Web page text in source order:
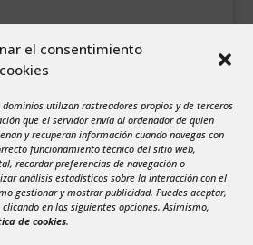
el consentimiento
dominios utilizan rastreadores propios y de terceros
que el servidor envía al ordenador de quien
y recuperan información cuando navegas con
funcionamiento técnico del sitio web,
recordar preferencias de navegación o
análisis estadísticos sobre la interacción con el
gestionar y mostrar publicidad. Puedes aceptar,
en las siguientes opciones. Asimismo,
de cookies.
J V S
6 7 8
9
13 14 15
16
20 21 22
23
27 28 29
30